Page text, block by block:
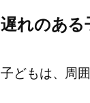
遅れのあ
どもは、周